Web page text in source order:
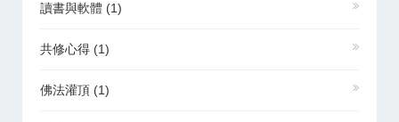
讀書與軟體 (1)
共修心得 (1)
佛法灌頂 (1)